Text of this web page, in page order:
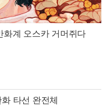
화계 오스카 거머쥐다
타선 완전체